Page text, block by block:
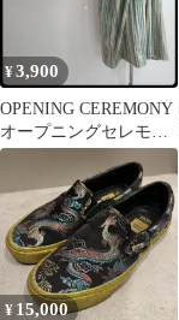
¥3,900
OPENING CEREMONY
オープニングセレモニ
ー ワンピース シルク混
¥ 15,000